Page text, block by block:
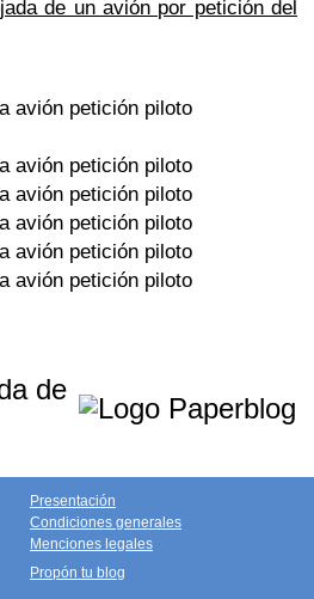
de un avión por petición del
de
Presentación
Condiciones generales
Menciones legales
Propón tu blog